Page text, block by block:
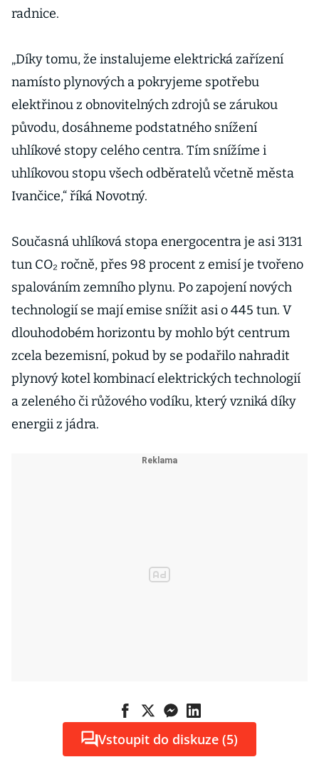
radnice.
„Díky tomu, že instalujeme elektrická zařízení
namísto plynových a pokryjeme spotřebu
elektřinou z obnovitelných zdrojů se zárukou
původu, dosáhneme podstatného snížení
uhlíkové stopy celého centra. Tím snížíme i
uhlíkovou stopu všech odběratelů včetně města
Ivančice,“ říká Novotný.
Současná uhlíková stopa energocentra je asi 3131
tun CO₂ ročně, přes 98 procent z emisí je tvořeno
spalováním zemního plynu. Po zapojení nových
technologií se mají emise snížit asi o 445 tun. V
dlouhodobém horizontu by mohlo být centrum
zcela bezemisní, pokud by se podařilo nahradit
plynový kotel kombinací elektrických technologií
a zeleného či růžového vodíku, který vzniká díky
energii z jádra.
Vstoupit do diskuze (5)